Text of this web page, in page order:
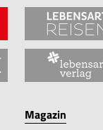
Magazin